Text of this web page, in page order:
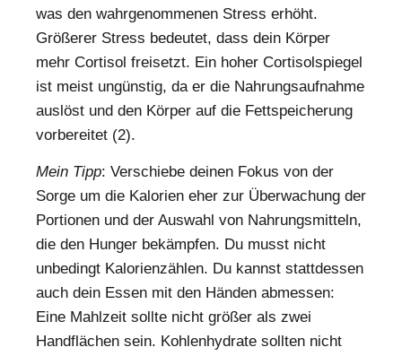
was den wahrgenommenen Stress erhöht.
Größerer Stress bedeutet, dass dein Körper
mehr Cortisol freisetzt. Ein hoher Cortisolspiegel
ist meist ungünstig, da er die Nahrungsaufnahme
auslöst und den Körper auf die Fettspeicherung
vorbereitet (2).
Mein Tipp: Verschiebe deinen Fokus von der
Sorge um die Kalorien eher zur Überwachung der
Portionen und der Auswahl von Nahrungsmitteln,
die den Hunger bekämpfen. Du musst nicht
unbedingt Kalorienzählen. Du kannst stattdessen
auch dein Essen mit den Händen abmessen:
Eine Mahlzeit sollte nicht größer als zwei
Handflächen sein. Kohlenhydrate sollten nicht